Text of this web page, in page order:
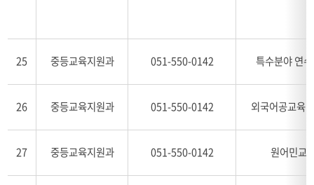
25 중등교육지원과 051-550-0142 특수분야 연
26 중등교육지원과 051-550-0142 외국어공교육
27 중등교육지원과 051-550-0142 원어민교